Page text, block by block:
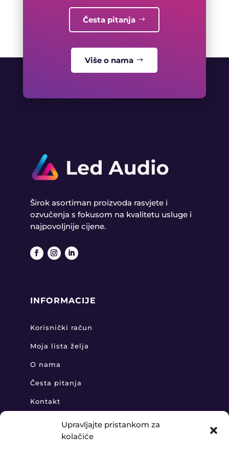
Upravljajte pristankom za
kolačiće
Česta pitanja
Više o nama
Širok asortiman proizvoda rasvjete i
ozvučenja s fokusom na kvalitetu usluge i
najpovoljnije cijene.
INFORMACIJE
Korisnički račun
Moja lista želja
O nama
Česta pitanja
Kontakt